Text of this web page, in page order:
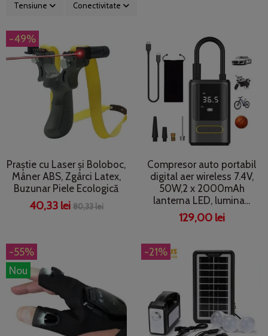
Tensiune Conectivitate
-49%
Praștie cu Laser și Boloboc,
Mâner ABS, Zgârci Latex,
Buzunar Piele Ecologică
40,33 lei 80,33 lei
Compresor auto portabil
digital aer wireless 7.4V,
50W,2 x 2000mAh
lanterna LED, lumina...
129,00 lei
-55%
Nou
-21%